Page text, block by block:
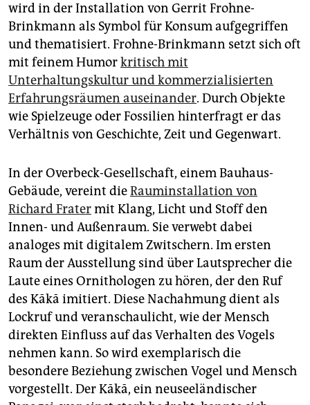
wird in der Installation von Gerrit Frohne-
Brinkmann als Symbol für Konsum aufgegriffen
und thematisiert. Frohne-Brinkmann setzt sich oft
mit feinem Humorkritisch mit
Unterhaltungskultur und kommerzialisierten
Erfahrungsräumen auseinander. Durch Objekte
wie Spielzeuge oder Fossilien hinterfragt er das
Verhältnis von Geschichte, Zeit und Gegenwart.
In der Overbeck-Gesellschaft, einem Bauhaus-
Gebäude, vereint dieRauminstallation von
Richard Fratermit Klang, Licht und Stoff den
Innen- und Außenraum. Sie verwebt dabei
analoges mit digitalem Zwitschern. Im ersten
Raum der Ausstellung sind über Lautsprecher die
Laute eines Ornithologen zu hören, der den Ruf
des Kākā imitiert. Diese Nachahmung dient als
Lockruf und veranschaulicht, wie der Mensch
direkten Einfluss auf das Verhalten des Vogels
nehmen kann. So wird exemplarisch die
besondere Beziehung zwischen Vogel und Mensch
vorgestellt. Der Kākā, ein neuseeländischer